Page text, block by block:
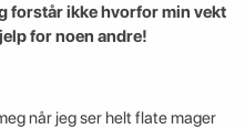
forstår ikke hvorfor min vekt
for noen andre!
når jeg ser helt flate mager